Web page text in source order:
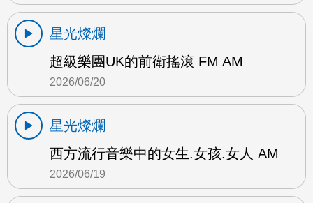
星光燦爛
超級樂團UK的前衛搖滾 FM AM
2026/06/20
星光燦爛
西方流行音樂中的女生.女孩.女人 AM
2026/06/19